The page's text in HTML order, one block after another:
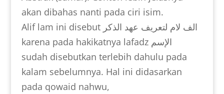
akan dibahas nanti pada ciri isim.
Alif lam ini disebut الف لام لتعريف عهد الذكر
karena pada hakikatnya lafadz
sudah disebutkan terlebih dahulu pada
kalam sebelumnya. Hal ini didasarkan
pada qowaid nahwu,